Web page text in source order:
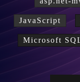
JavaScript
Microsoft